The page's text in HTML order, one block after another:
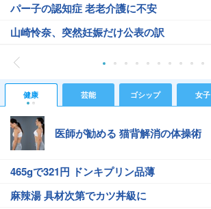
パー子の認知症 老老介護に不安
山崎怜奈、突然妊娠だけ公表の訳
健康 芸能 ゴシップ 女子
医師が勧める 猫背解消の体操術
465gで321円 ドンキプリン品薄
麻辣湯 具材次第でカツ丼級に